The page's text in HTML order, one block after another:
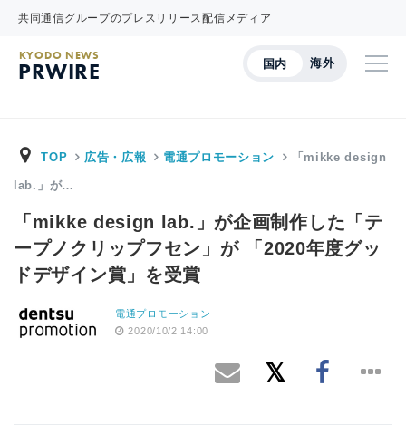
共同通信グループのプレスリリース配信メディア
国内 海外
KYODO NEWS
PRWIRE
TOP 広告・広報 電通プロモーション 「mikke design
lab.」が…
「mikke design lab.」が企画制作した「テ
ープノクリップフセン」が 「2020年度グッ
ドデザイン賞」を受賞
電通プロモーション
2020/10/2 14:00